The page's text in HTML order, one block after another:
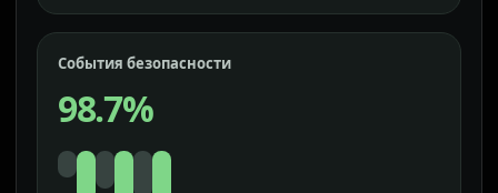
События безопасности
98.7%